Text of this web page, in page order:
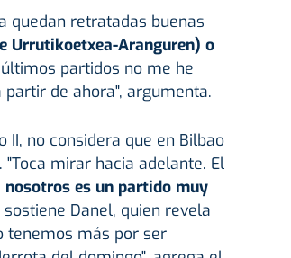
quedan retratadas buenas
Urrutikoetxea-Aranguren) o
partidos no me he
de ahora", argumenta.
II, no considera que en Bilbao
mirar hacia adelante. El
nosotros es un partido muy
sostiene Danel, quien revela
tenemos más por ser